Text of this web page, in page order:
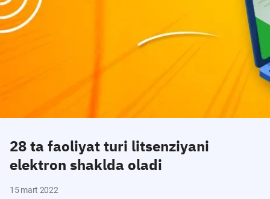
28 ta faoliyat turi litsenziyani
elektron shaklda oladi
15 mart 2022